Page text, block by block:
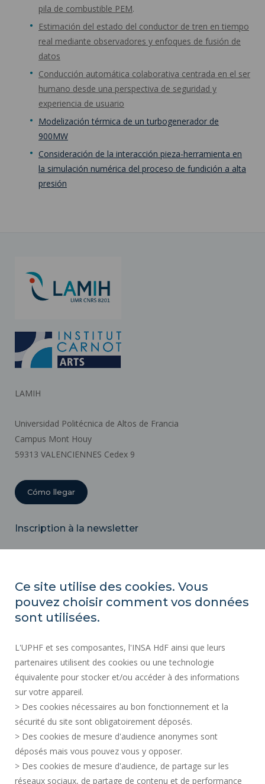
pila de combustible PEM.
Estimación del estado del conductor de tren en tiempo
real mediante observadores y enfoques de fusión de
datos
Conducción automática colaborativa centrada en el ser
humano desde una perspectiva de seguridad y
experiencia de usuario
Modelización térmica de un turbogenerador de
900MW
Consideración de la interacción pieza-herramienta en
la simulación numérica del proceso de fundición a alta
presión
LAMIH
Universidad Politécnica de Altos de Francia
Campus Mont Houy
59313 VALENCIENNES Cedex 9
Cómo llegar
Inscription à la newsletter
ACTOS REGLAMENTARIOS
CONTRATACIÓN PÚBLICA
INFORMACIÓN LEGAL
SALA DE PRENSA
CONTRATACIÓN
MAPA DEL SITIO
DATOS PERSONALES
ACCESIBILIDAD
Ce site utilise des cookies. Vous
pouvez choisir comment vos données
sont utilisées.
L'UPHF et ses composantes, l'INSA HdF ainsi que leurs
partenaires utilisent des cookies ou une technologie
équivalente pour stocker et/ou accéder à des informations
sur votre appareil.
> Des cookies nécessaires au bon fonctionnement et la
sécurité du site sont obligatoirement déposés.
> Des cookies de mesure d'audience anonymes sont
déposés mais vous pouvez vous y opposer.
> Des cookies de mesure d'audience, de partage sur les
réseaux sociaux, de partage de contenu et de performance